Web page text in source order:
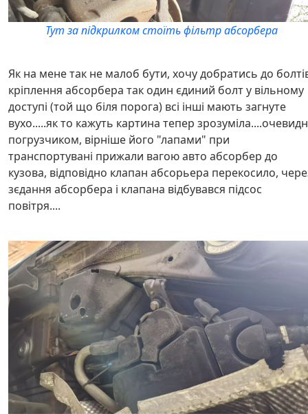
Тут за підкрилком стоїть фільтр абсорбера
Як на мене так не малоб бути, хочу добратись до
кріплення абсорбера так один єдиний болт у вільному
доступі (той що біля порога) всі інші мають загнуте
вухо.....як то кажуть картина тепер
погрузчиком, вірніше його "лапами" при
транспортувані прижали вагою авто абсорбер до
кузова, відповідно клапан абсорьера перекосило,
зєдання абсорбера і клапана відбувався підсос
повітря....